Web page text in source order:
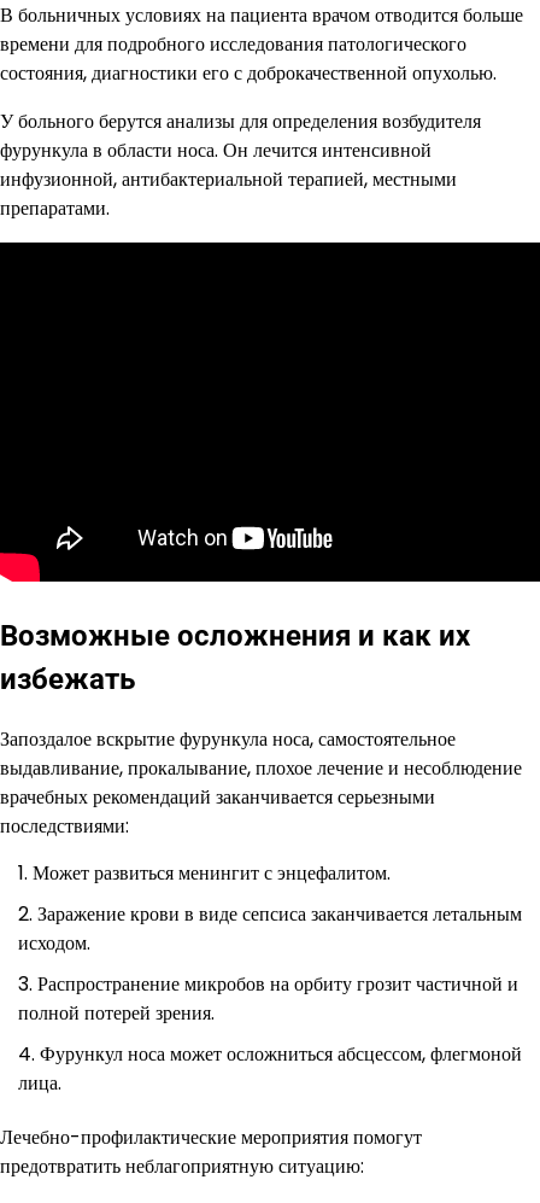
В больничных условиях на пациента врачом отводится больше
времени для подробного исследования патологического
состояния, диагностики его с доброкачественной опухолью.
У больного берутся анализы для определения возбудителя
фурункула в области носа. Он лечится интенсивной
инфузионной, антибактериальной терапией, местными
препаратами.
Возможные осложнения и как их
избежать
Запоздалое вскрытие фурункула носа, самостоятельное
выдавливание, прокалывание, плохое лечение и несоблюдение
врачебных рекомендаций заканчивается серьезными
последствиями:
Может развиться менингит с энцефалитом.
Заражение крови в виде сепсиса заканчивается летальным
исходом.
Распространение микробов на орбиту грозит частичной и
полной потерей зрения.
Фурункул носа может осложниться абсцессом, флегмоной
лица.
Лечебно-профилактические мероприятия помогут
предотвратить неблагоприятную ситуацию: